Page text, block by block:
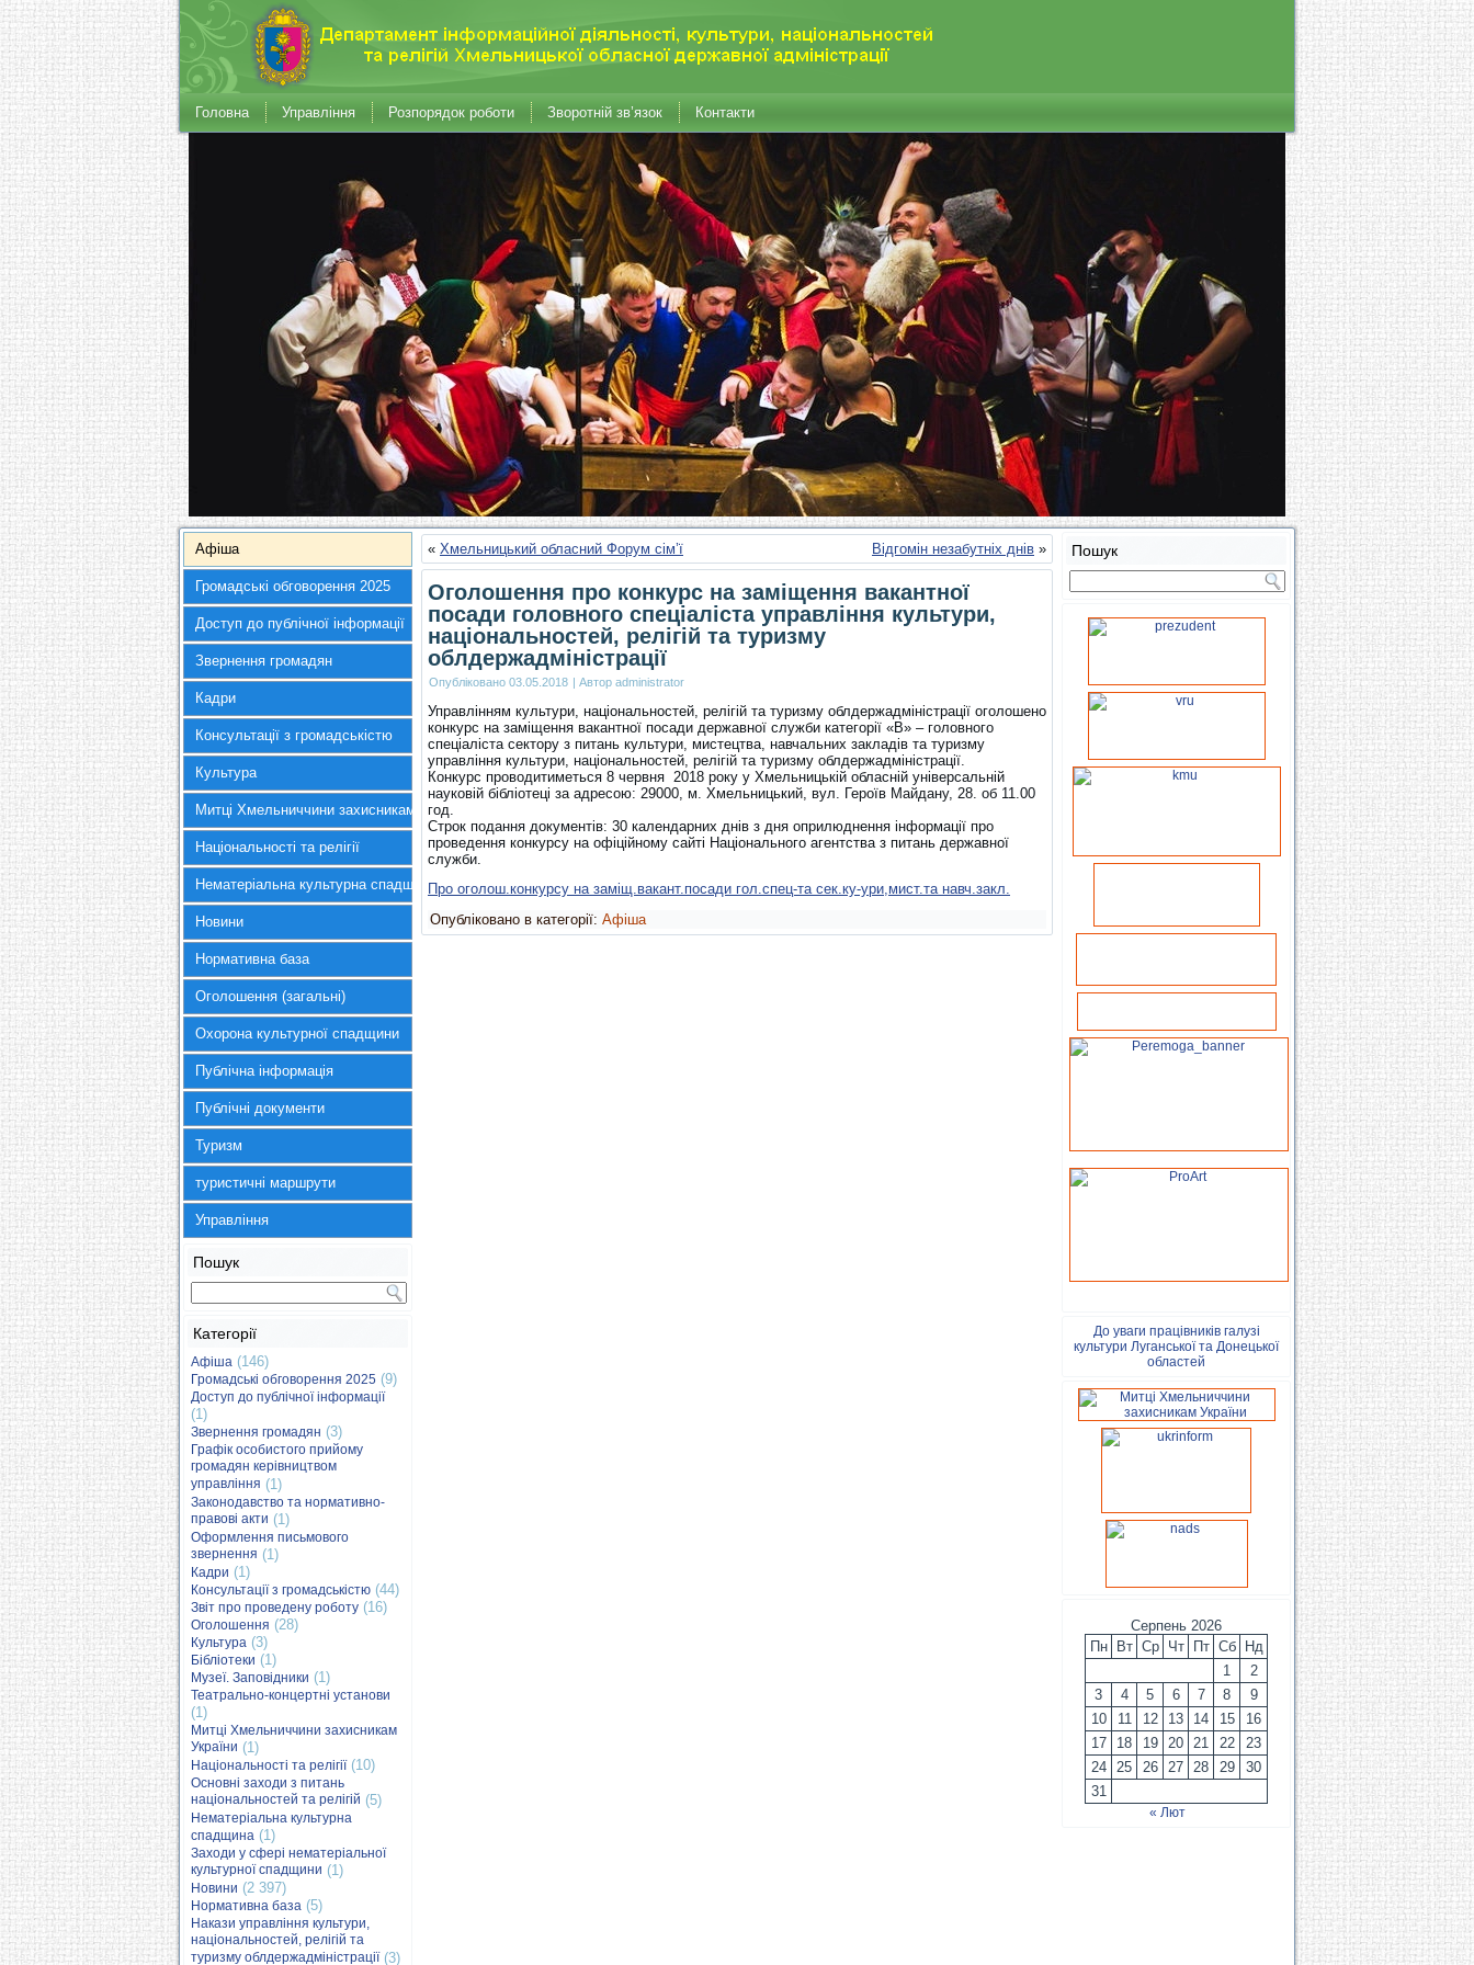
Головна Управління Розпорядок роботи Зворотній зв’язок Контакти
Афіша
Громадські обговорення 2025
Доступ до публічної інформації
Звернення громадян
Кадри
Консультації з громадськістю
Культура
Митці Хмельниччини захисникам України
Національності та релігії
Нематеріальна культурна спадщина
Новини
Нормативна база
Оголошення (загальні)
Охорона культурної спадщини
Публічна інформація
Публічні документи
Туризм
туристичні маршрути
Управління
Пошук
Категорії
Афіша (146)
Громадські обговорення 2025 (9)
Доступ до публічної інформації
(1)
Звернення громадян (3)
Графік особистого прийому
громадян керівництвом
управління (1)
Законодавство та нормативно-
правові акти (1)
Оформлення письмового
звернення (1)
Кадри (1)
Консультації з громадськістю (44)
Звіт про проведену роботу (16)
Оголошення (28)
Культура (3)
Бібліотеки (1)
Музеї. Заповідники (1)
Театрально-концертні установи
(1)
Митці Хмельниччини захисникам
України (1)
Національності та релігії(10)
Основні заходи з питань
національностей та релігій (5)
Нематеріальна культурна
спадщина (1)
Заходи у сфері нематеріальної
культурної спадщини (1)
Новини (2 397)
Нормативна база (5)
Накази управління культури,
національностей, релігій та
туризму облдержадміністрації(3)
« Хмельницький обласний Форум сім’ї Відгомін незабутніх днів »
Оголошення про конкурс на заміщення вакантної
посади головного спеціаліста управління культури,
національностей, релігій та туризму
облдержадміністрації
Опубліковано 03.05.2018 | Автор administrator
Управлінням культури, національностей, релігій та туризму облдержадміністрації оголошено
конкурс на заміщення вакантної посади державної служби категорії «В» – головного
спеціаліста сектору з питань культури, мистецтва, навчальних закладів та туризму
управління культури, національностей, релігій та туризму облдержадміністрації.
Конкурс проводитиметься 8 червня 2018 року у Хмельницькій обласній універсальній
науковій бібліотеці за адресою: 29000, м. Хмельницький, вул. Героїв Майдану, 28. об 11.00
год.
Строк подання документів: 30 календарних днів з дня оприлюднення інформації про
проведення конкурсу на офіційному сайті Національного агентства з питань державної
служби.
Про оголош.конкурсу на заміщ.вакант.посади гол.спец-та сек.ку-ури,мист.та навч.закл.
Опубліковано в категорії: Афіша
Пошук
До уваги працівників галузі
культури Луганської та Донецької
областей
Серпень 2026
Пн
Вт Ср Чт Пт Сб
Нд
1
2
3
4 5 6 7 8
9
10
11 12 13 14 15
16
17
18 19 20 21 22
23
24
25 26 27 28 29
30
31
« Лют